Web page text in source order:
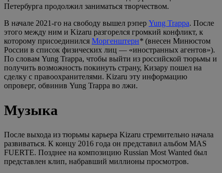
Петербурга продолжил заниматься творчеством.
В начале 2021-го на свободу вышел рэпер Yung Trappa. После
этого между ним и Kizaru разгорелся громкий конфликт, к
которому присоединился Моргенштерн* (внесен Минюстом
России в список физических лиц — «иностранных агентов»).
По словам Yung Trappa, чтобы выйти из российской тюрьмы и
получить возможность покинуть страну, Кизару пошел на
сделку с правоохранителями. Kizaru эту информацию
опроверг, обвинив Yung Trappa во лжи.
Музыка
После выхода из тюрьмы карьера Kizaru стремительно начала
развиваться. К концу 2016 года он представил альбом MAS
FUERTE. Позднее на композицию Russian Most Wanted был
представлен клип, набравший миллионы просмотров.